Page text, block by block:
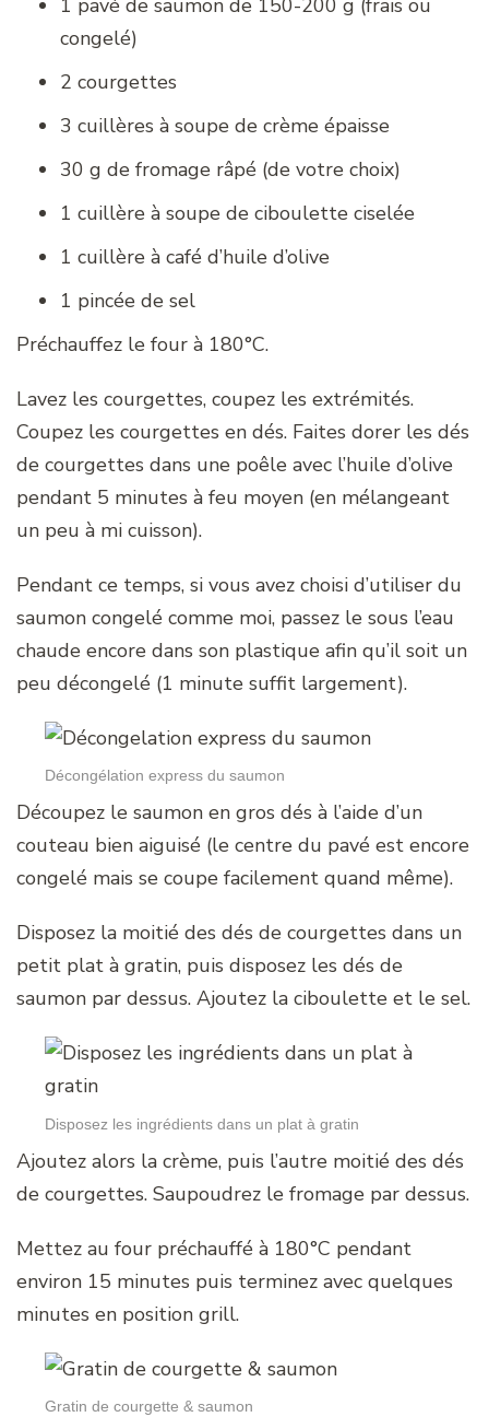
congelé)
2 courgettes
3 cuillères à soupe de crème épaisse
30 g de fromage râpé (de votre choix)
1 cuillère à soupe de ciboulette ciselée
1 cuillère à café d’huile d’olive
1 pincée de sel
Préchauffez le four à 180°C.
Lavez les courgettes, coupez les extrémités.
Coupez les courgettes en dés. Faites dorer les dés
de courgettes dans une poêle avec l’huile d’olive
pendant 5 minutes à feu moyen (en mélangeant
un peu à mi cuisson).
Pendant ce temps, si vous avez choisi d’utiliser du
saumon congelé comme moi, passez le sous l’eau
chaude encore dans son plastique afin qu’il soit un
peu décongelé (1 minute suffit largement).
Décongélation express du saumon
Découpez le saumon en gros dés à l’aide d’un
couteau bien aiguisé (le centre du pavé est encore
congelé mais se coupe facilement quand même).
Disposez la moitié des dés de courgettes dans un
petit plat à gratin, puis disposez les dés de
saumon par dessus. Ajoutez la ciboulette et le sel.
Disposez les ingrédients dans un plat à gratin
Ajoutez alors la crème, puis l’autre moitié des dés
de courgettes. Saupoudrez le fromage par dessus.
Mettez au four préchauffé à 180°C pendant
environ 15 minutes puis terminez avec quelques
minutes en position grill.
Gratin de courgette & saumon